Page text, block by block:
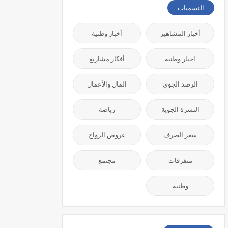
التسميات
أخبار المشاهير أخبار وطنية
اخبار وطنية أفكار مشاريع
الرصد الجوي المال والأعمال
النشرة الجوية رياضة
سعر الصرف عروض الزواج
متفرقات مجتمع
وطنية